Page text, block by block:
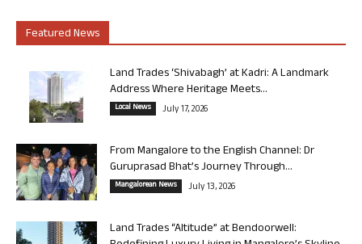
Featured News
Land Trades ‘Shivabagh’ at Kadri: A Landmark
Address Where Heritage Meets...
Local News July 17, 2026
From Mangalore to the English Channel: Dr
Guruprasad Bhat’s Journey Through...
Mangalorean News July 13, 2026
Land Trades “Altitude” at Bendoorwell: